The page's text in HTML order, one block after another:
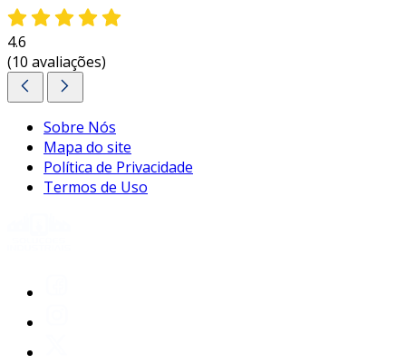
4.6
(10 avaliações)
Sobre Nós
Mapa do site
Política de Privacidade
Termos de Uso